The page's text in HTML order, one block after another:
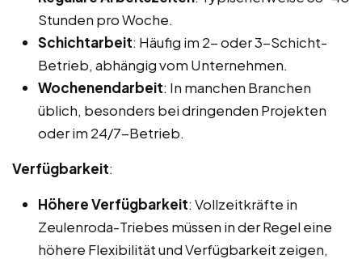
Stunden pro Woche.
Schichtarbeit: Häufig im 2- oder 3-Schicht-
Betrieb, abhängig vom Unternehmen.
Wochenendarbeit: In manchen Branchen
üblich, besonders bei dringenden Projekten
oder im 24/7-Betrieb.
Verfügbarkeit:
Höhere Verfügbarkeit: Vollzeitkräfte in
Zeulenroda-Triebes müssen in der Regel eine
höhere Flexibilität und Verfügbarkeit zeigen,